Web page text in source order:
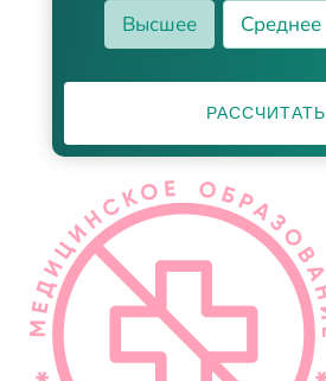
Высшее
Среднее
РАССЧИТАТЬ